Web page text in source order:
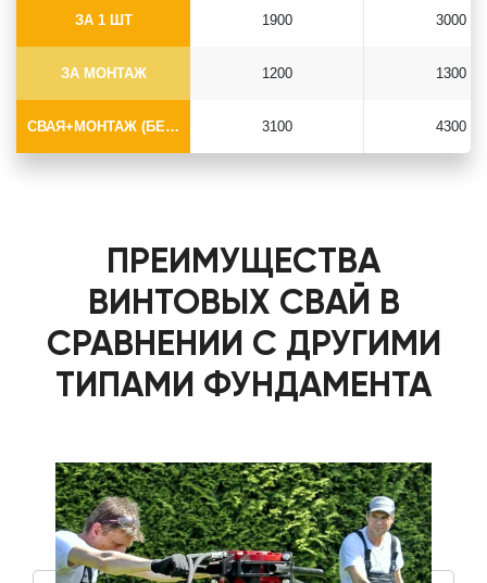
ЗА 1 ШТ
ЗА МОНТАЖ
СВАЯ+МОНТАЖ (БЕЗ ОГОЛОВКА)
1900
1200
3100
3000
1300
4300
ПРЕИМУЩЕСТВА
ВИНТОВЫХ СВАЙ В
СРАВНЕНИИ С ДРУГИМИ
ТИПАМИ ФУНДАМЕНТА